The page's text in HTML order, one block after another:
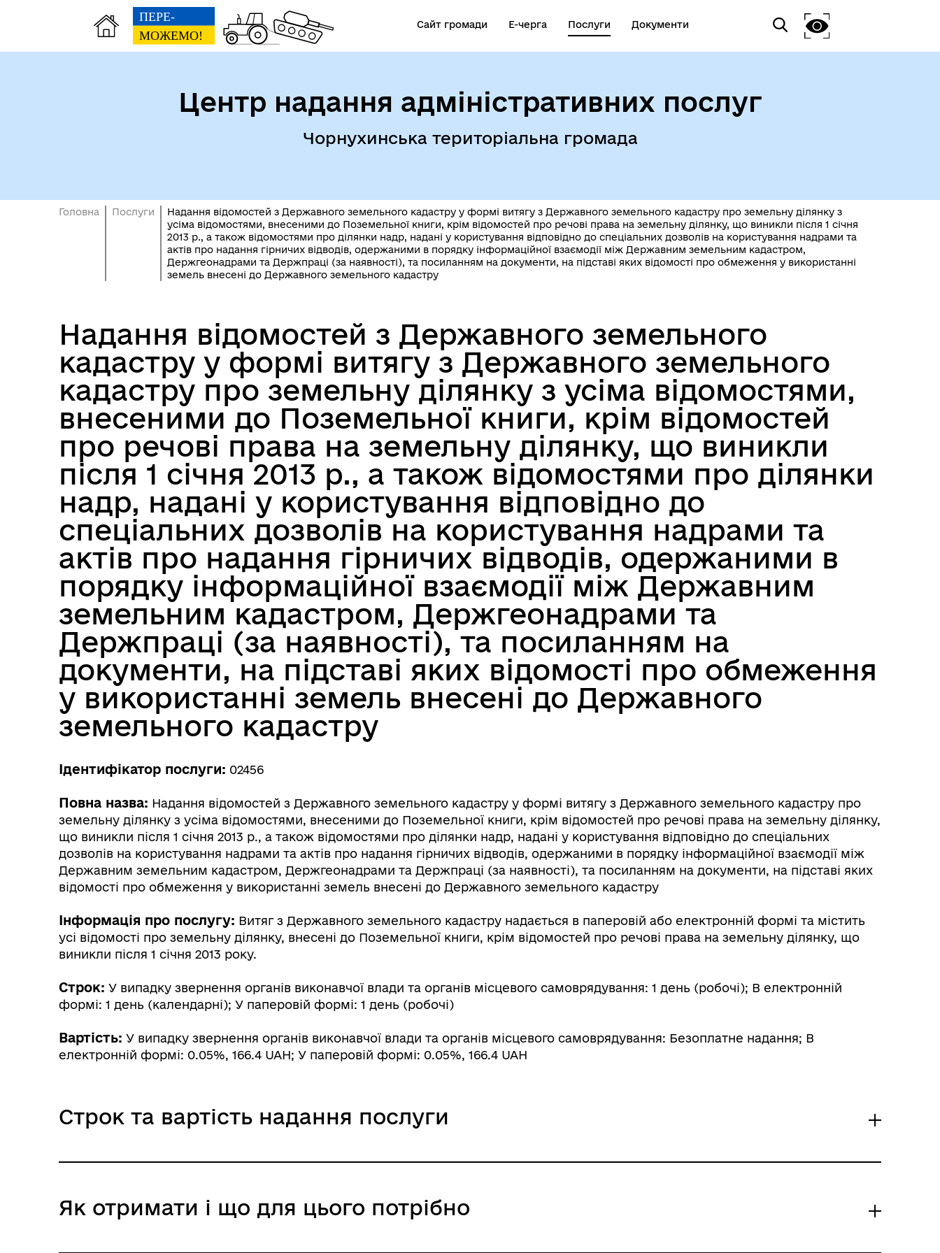
Сайт громади Е-черга Послуги Документи
Центр надання адміністративних послуг
Чорнухинська територіальна громада
Головна Послуги
Надання відомостей з Державного земельного кадастру у формі витягу з Державного земельного кадастру про земельну ділянку з
усіма відомостями, внесеними до Поземельної книги, крім відомостей про речові права на земельну ділянку, що виникли після 1 січня
2013 р., а також відомостями про ділянки надр, надані у користування відповідно до спеціальних дозволів на користування надрами та
актів про надання гірничих відводів, одержаними в порядку інформаційної взаємодії між Державним земельним кадастром,
Держгеонадрами та Держпраці (за наявності), та посиланням на документи, на підставі яких відомості про обмеження у використанні
земель внесені до Державного земельного кадастру
Надання відомостей з Державного земельного
кадастру у формі витягу з Державного земельного
кадастру про земельну ділянку з усіма відомостями,
внесеними до Поземельної книги, крім відомостей
про речові права на земельну ділянку, що виникли
після 1 січня 2013 р., а також відомостями про ділянки
надр, надані у користування відповідно до
спеціальних дозволів на користування надрами та
актів про надання гірничих відводів, одержаними в
порядку інформаційної взаємодії між Державним
земельним кадастром, Держгеонадрами та
Держпраці (за наявності), та посиланням на
документи, на підставі яких відомості про обмеження
у використанні земель внесені до Державного
земельного кадастру
Ідентифікатор послуги: 02456
Повна назва: Надання відомостей з Державного земельного кадастру у формі витягу з Державного земельного кадастру про
земельну ділянку з усіма відомостями, внесеними до Поземельної книги, крім відомостей про речові права на земельну ділянку,
що виникли після 1 січня 2013 р., а також відомостями про ділянки надр, надані у користування відповідно до спеціальних
дозволів на користування надрами та актів про надання гірничих відводів, одержаними в порядку інформаційної взаємодії між
Державним земельним кадастром, Держгеонадрами та Держпраці (за наявності), та посиланням на документи, на підставі яких
відомості про обмеження у використанні земель внесені до Державного земельного кадастру
Інформація про послугу: Витяг з Державного земельного кадастру надається в паперовій або електронній формі та містить
усі відомості про земельну ділянку, внесені до Поземельної книги, крім відомостей про речові права на земельну ділянку, що
виникли після 1 січня 2013 року.
Строк: У випадку звернення органів виконавчої влади та органів місцевого самоврядування: 1 день (робочі); В електронній
формі: 1 день (календарні); У паперовій формі: 1 день (робочі)
Вартість: У випадку звернення органів виконавчої влади та органів місцевого самоврядування: Безоплатне надання; В
електронній формі: 0.05%, 166.4 UAH; У паперовій формі: 0.05%, 166.4 UAH
Строк та вартість надання послуги
Адміністративний збір: Безоплатне надання / 0 UAH /
Строк надання: 1 день (робочі)
Як отримати і що для цього потрібно